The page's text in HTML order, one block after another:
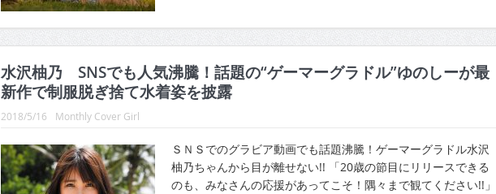
水沢柚乃 SNSでも人気沸騰！話題の“ゲーマーグラドル”ゆのしーが最
新作で制服脱ぎ捨て水着姿を披露
2018/5/16 Monthly Cover Girl
ＳＮＳでのグラビア動画でも話題沸騰！ゲーマーグラドル水沢
柚乃ちゃんから目が離せない!! 「20歳の節目にリリースできる
のも、みなさんの応援があってこそ！隅々まで観てください!!」